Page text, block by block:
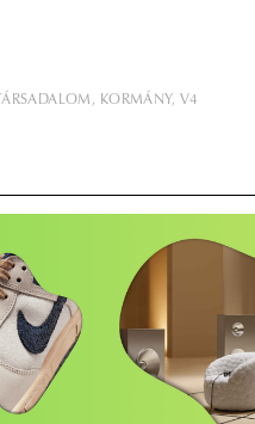
TÁRSADALOM KORMÁNY V4